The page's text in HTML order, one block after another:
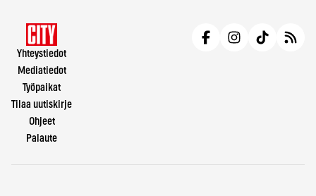
Yhteystiedot
Mediatiedot
Työpaikat
Tilaa uutiskirje
Ohjeet
Palaute